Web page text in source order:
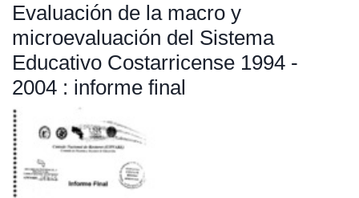
Evaluación de la macro y
microevaluación del Sistema
Educativo Costarricense 1994 -
2004 : informe final